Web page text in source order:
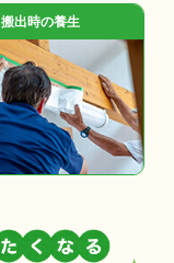
搬出時の養生